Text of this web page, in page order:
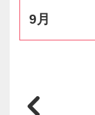
9月